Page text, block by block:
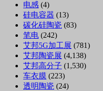
电感 (4)
硅电容器 (13)
碳化硅陶瓷 (83)
笔电 (242)
艾邦5G加工展 (781)
艾邦陶瓷展 (4,138)
艾邦高分子 (1,530)
车衣膜 (223)
透明陶瓷 (24)